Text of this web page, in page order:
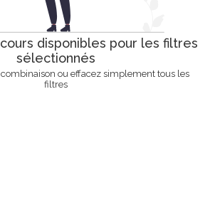
disponibles pour les filtres
sélectionnés
combinaison ou effacez simplement tous les
filtres